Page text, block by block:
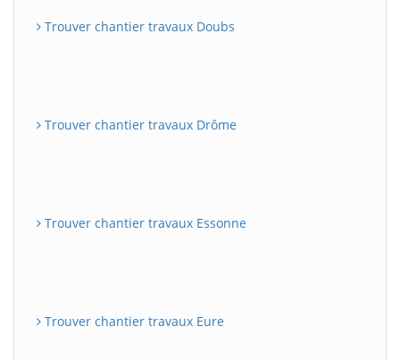
Trouver chantier travaux Doubs
Trouver chantier travaux Drôme
Trouver chantier travaux Essonne
Trouver chantier travaux Eure